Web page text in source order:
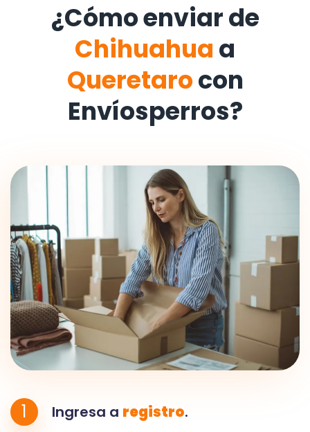
¿Cómo enviar de
Chihuahua a
Queretarocon
Envíosperros?
1 Ingresa a registro.